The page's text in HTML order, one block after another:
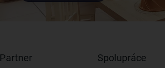
Partner Spolupráce